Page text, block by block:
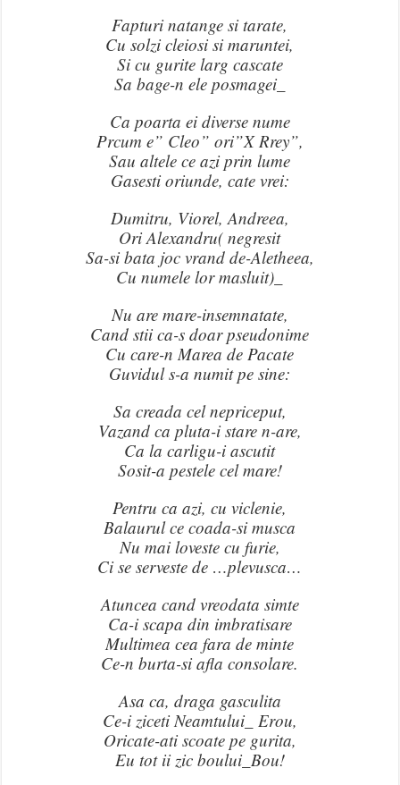
Fapturi natange si tarate,
Cu solzi cleiosi si maruntei,
Si cu gurite larg cascate
Sa bage-n ele posmagei_
Ca poarta ei diverse nume
Prcum e” Cleo” ori”X Rrey”,
Sau altele ce azi prin lume
Gasesti oriunde, cate vrei:
Dumitru, Viorel, Andreea,
Ori Alexandru( negresit
Sa-si bata joc vrand de-Aletheea,
Cu numele lor masluit)_
Nu are mare-insemnatate,
Cand stii ca-s doar pseudonime
Cu care-n Marea de Pacate
Guvidul s-a numit pe sine:
Sa creada cel nepriceput,
Vazand ca pluta-i stare n-are,
Ca la carligu-i ascutit
Sosit-a pestele cel mare!
Pentru ca azi, cu viclenie,
Balaurul ce coada-si musca
Nu mai loveste cu furie,
Ci se serveste de …plevusca…
Atuncea cand vreodata simte
Ca-i scapa din imbratisare
Multimea cea fara de minte
Ce-n burta-si afla consolare.
Asa ca, draga gasculita
Ce-i ziceti Neamtului_ Erou,
Oricate-ati scoate pe gurita,
Eu tot ii zic boului_Bou!